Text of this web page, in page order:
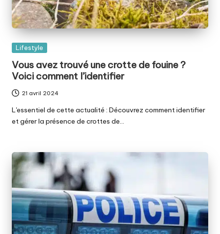
Posted
Lifestyle
Vous avez trouvé une crotte de fouine ?
Voici comment l’identifier
21 avril 2024
L'essentiel de cette actualité : Découvrez comment identifier
et gérer la présence de crottes de…